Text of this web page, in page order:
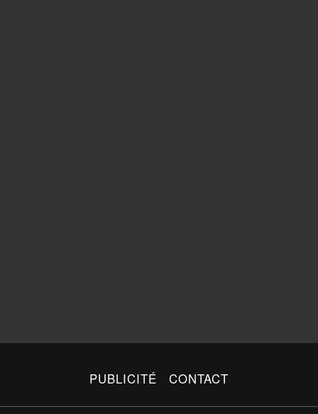
PUBLICITÉ CONTACT